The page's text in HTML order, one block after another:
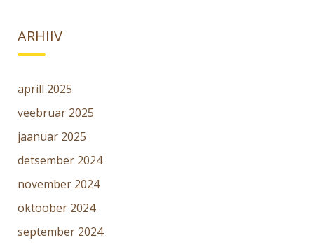
ARHIIV
aprill 2025
veebruar 2025
jaanuar 2025
detsember 2024
november 2024
oktoober 2024
september 2024